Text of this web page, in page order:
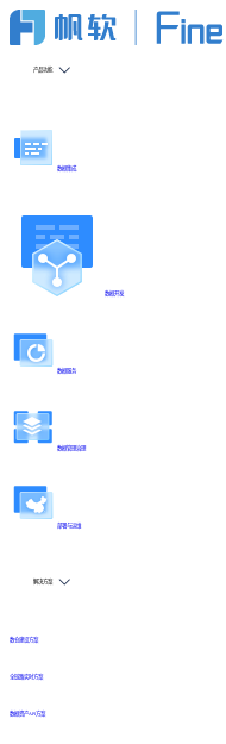
产品功能
数据集成
数据开发
数据服务
数据管理治理
部署与运维
解决方案
数仓建设方案
全链路实时方案
数据资产API方案